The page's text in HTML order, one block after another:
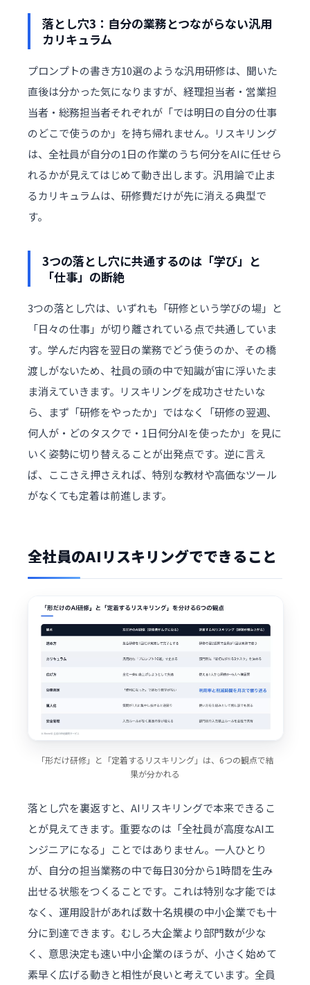
落とし穴3：自分の業務とつながらない汎用
カリキュラム
プロンプトの書き方10選のような汎用研修は、聞いた
直後は分かった気になりますが、経理担当者・営業担
当者・総務担当者それぞれが「では明日の自分の仕事
のどこで使うのか」を持ち帰れません。リスキリング
は、全社員が自分の1日の作業のうち何分をAIに任せら
れるかが見えてはじめて動き出します。汎用論で止ま
るカリキュラムは、研修費だけが先に消える典型で
す。
3つの落とし穴に共通するのは「学び」と
「仕事」の断絶
3つの落とし穴は、いずれも「研修という学びの場」と
「日々の仕事」が切り離されている点で共通していま
す。学んだ内容を翌日の業務でどう使うのか、その橋
渡しがないため、社員の頭の中で知識が宙に浮いたま
ま消えていきます。リスキリングを成功させたいな
ら、まず「研修をやったか」ではなく「研修の翌週、
何人が・どのタスクで・1日何分AIを使ったか」を見に
いく姿勢に切り替えることが出発点です。逆に言え
ば、ここさえ押さえれば、特別な教材や高価なツール
がなくても定着は前進します。
全社員のAIリスキリングでできること
「形だけ研修」と「定着するリスキリング」は、6つの観点で結
果が分かれる
落とし穴を裏返すと、AIリスキリングで本来できるこ
とが見えてきます。重要なのは「全社員が高度なAIエ
ンジニアになる」ことではありません。一人ひとり
が、自分の担当業務の中で毎日30分から1時間を生み
出せる状態をつくることです。これは特別な才能では
なく、運用設計があれば数十名規模の中小企業でも十
分に到達できます。むしろ大企業より部門数が少な
く、意思決定も速い中小企業のほうが、小さく始めて
素早く広げる動きと相性が良いと考えています。全員